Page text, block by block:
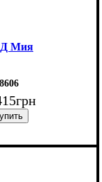
Мия
грн
80 см